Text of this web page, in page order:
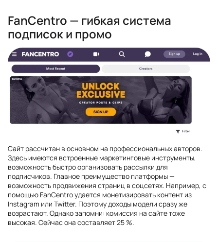
FanCentro — гибкая система
подписок и промо
Сайт рассчитан в основном на профессиональных авторов.
Здесь имеются встроенные маркетинговые инструменты,
возможность быстро организовать рассылки для
подписчиков. Главное преимущество платформы —
возможность продвижения страниц в соцсетях. Например, с
помощью FanCentro удается монетизировать контент из
Instagram или Twitter. Поэтому доходы модели сразу же
возрастают. Однако запомни: комиссия на сайте тоже
высокая. Сейчас она составляет 25 %.